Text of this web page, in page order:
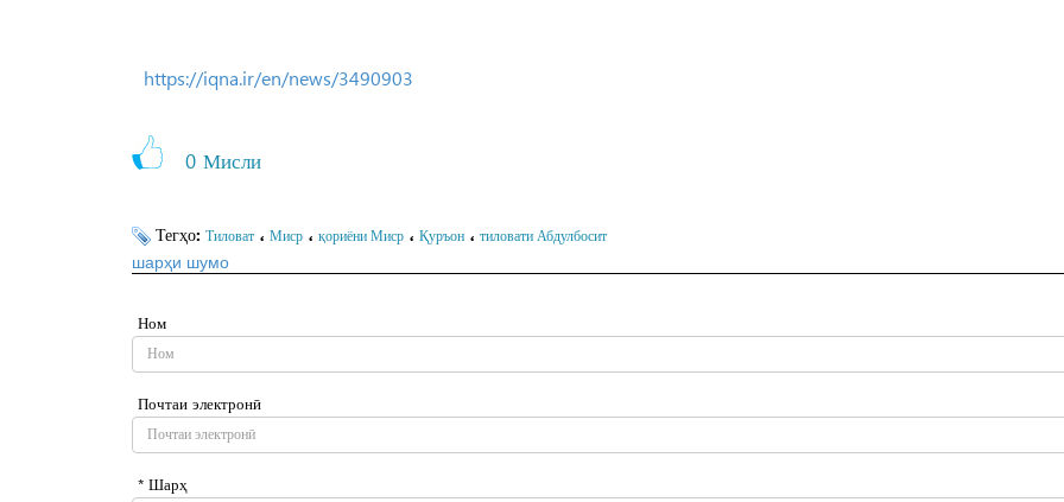
https://iqna.ir/en/news/3490903
0 Мисли
Тегҳо: Тиловат ، Миср ، қориёни Миср ، Қуръон ، тиловати Абдулбосит
шарҳи шумо
Ном
Почтаи электронӣ
* Шарҳ